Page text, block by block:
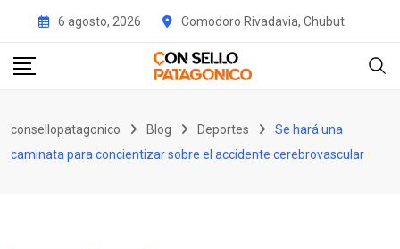
content
6 agosto, 2026 Comodoro Rivadavia, Chubut
consellopatagonico Blog Deportes
Se hará una
caminata para concientizar sobre el accidente cerebrovascular